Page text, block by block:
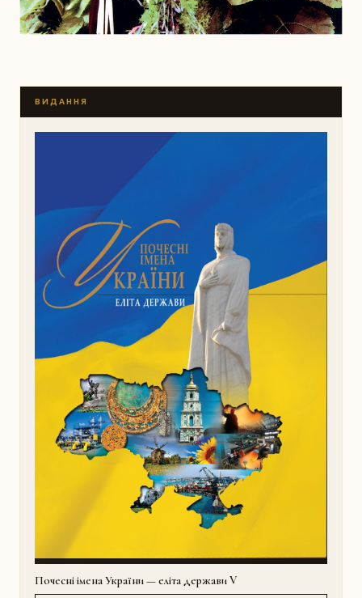
ВИДАННЯ
Почесні імена України — еліта держави V